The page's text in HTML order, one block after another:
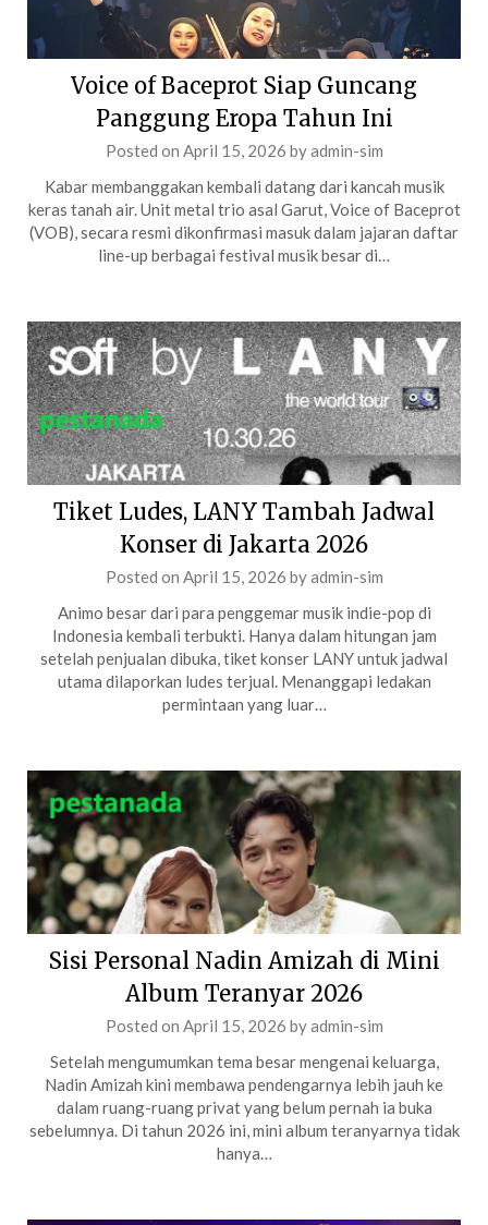
Voice of Baceprot Siap Guncang
Panggung Eropa Tahun Ini
Posted on April 15, 2026 byadmin-sim
Kabar membanggakan kembali datang dari kancah musik
keras tanah air. Unit metal trio asal Garut, Voice of Baceprot
(VOB), secara resmi dikonfirmasi masuk dalam jajaran daftar
line-up berbagai festival musik besar di…
Tiket Ludes, LANY Tambah Jadwal
Konser di Jakarta 2026
Posted on April 15, 2026 byadmin-sim
Animo besar dari para penggemar musik indie-pop di
Indonesia kembali terbukti. Hanya dalam hitungan jam
setelah penjualan dibuka, tiket konser LANY untuk jadwal
utama dilaporkan ludes terjual. Menanggapi ledakan
permintaan yang luar…
Sisi Personal Nadin Amizah di Mini
Album Teranyar 2026
Posted on April 15, 2026 byadmin-sim
Setelah mengumumkan tema besar mengenai keluarga,
Nadin Amizah kini membawa pendengarnya lebih jauh ke
dalam ruang-ruang privat yang belum pernah ia buka
sebelumnya. Di tahun 2026 ini, mini album teranyarnya tidak
hanya…